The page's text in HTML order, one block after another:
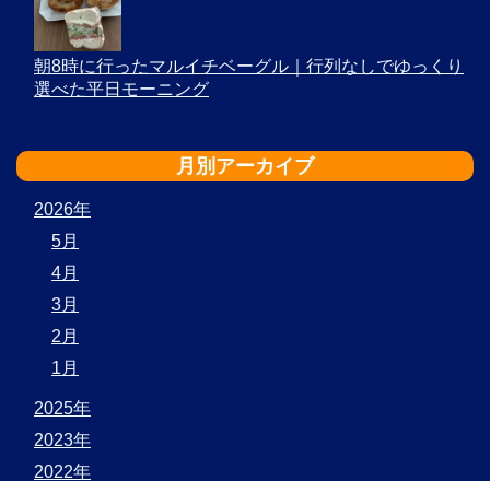
朝8時に行ったマルイチベーグル｜行列なしでゆっくり
選べた平日モーニング
月別アーカイブ
2026年
5月
4月
3月
2月
1月
2025年
2023年
2022年